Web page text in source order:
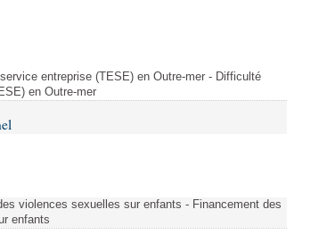
entreprise (TESE) en Outre-mer - Difficulté
en Outre-mer
violences sexuelles sur enfants - Financement des
enfants